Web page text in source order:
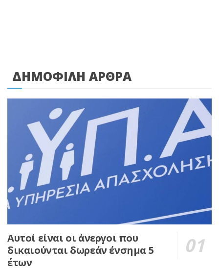
ΔΗΜΟΦΙΛΗ ΑΡΘΡΑ
Αυτοί είναι οι άνεργοι που
δικαιούνται δωρεάν ένσημα 5
έτων